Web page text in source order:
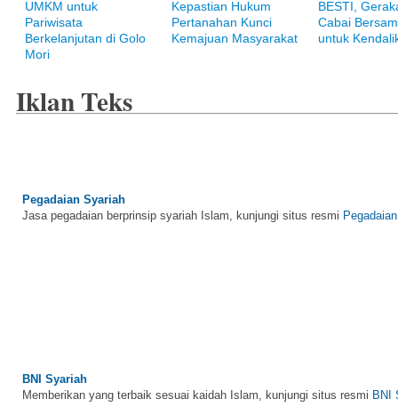
UMKM untuk
Pariwisata
Berkelanjutan di Golo
Mori
Kepastian Hukum
Pertanahan Kunci
Kemajuan Masyarakat
BESTI,
Cabai
untuk
Iklan Teks